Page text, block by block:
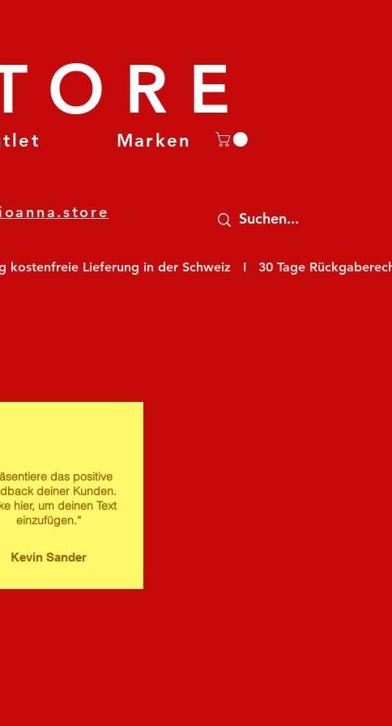
Marken
Lieferung in der Schweiz   I   30 Tage
das positive
deiner Kunden.
hier, um deinen Text
einzufügen.“
Kevin Sander